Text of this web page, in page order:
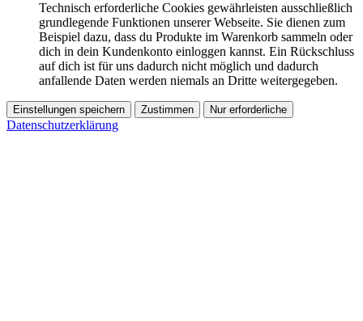
Technisch erforderliche Cookies gewährleisten ausschließlich
grundlegende Funktionen unserer Webseite. Sie dienen zum
Beispiel dazu, dass du Produkte im Warenkorb sammeln oder
dich in dein Kundenkonto einloggen kannst. Ein Rückschluss
auf dich ist für uns dadurch nicht möglich und dadurch
anfallende Daten werden niemals an Dritte weitergegeben.
Einstellungen speichern Zustimmen Nur erforderliche
Datenschutzerklärung